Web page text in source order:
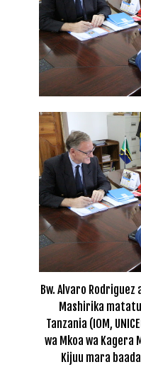
Bw. Alvaro Rodriguez
Mashirika
Tanzania (IOM,
wa Mkoa wa Kagera
Kijuu mara